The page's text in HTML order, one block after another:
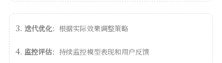
迭代优化：根据实际效果调整策略
监控评估：持续监控模型表现和用户反馈